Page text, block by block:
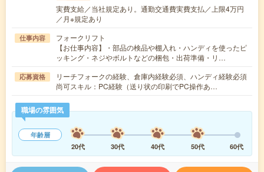
実費支給／当社規定あり。通勤交通費実費支払／上限4万円
／月※規定あり
仕事内容
フォークリフト
【お仕事内容】・部品の検品や棚入れ・ハンディを使ったピ
ッキング・ネジやボルトなどの梱包・出荷準備・リ…
応募資格
リーチフォークの経験、倉庫内経験必須、ハンディ経験必須
尚可スキル：PC経験（送り状の印刷でPC操作あ…
職場の雰囲気
年齢層
20代
30代 40代 50代 60代